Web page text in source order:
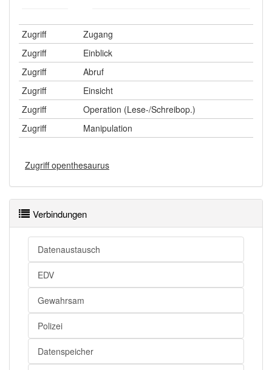
Zugriff
Zugang
Zugriff
Einblick
Zugriff
Abruf
Zugriff
Einsicht
Zugriff
Operation (Lese-/Schreibop.)
Zugriff
Manipulation
Zugriff openthesaurus
Verbindungen
Datenaustausch
EDV
Gewahrsam
Polizei
Datenspeicher